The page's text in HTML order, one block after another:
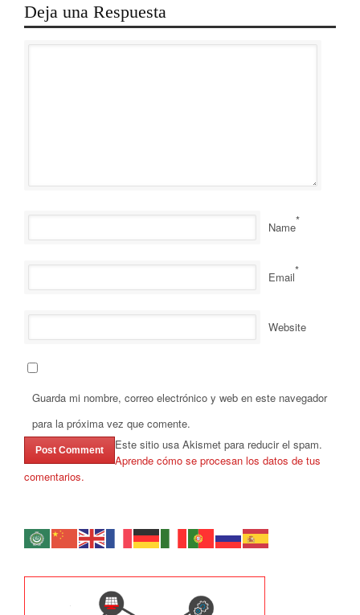
Deja una Respuesta
Name*
Email*
Website
Guarda mi nombre, correo electrónico y web en este navegador
para la próxima vez que comente.
Este sitio usa Akismet para reducir el spam.
Aprende cómo se procesan los datos de tus
comentarios.